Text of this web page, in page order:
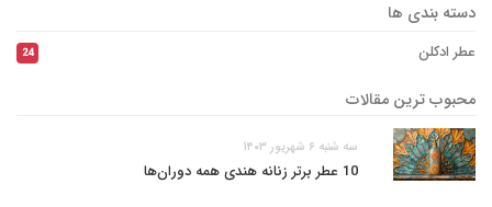
دسته بندی ها
عطر ادکلن 24
محبوب ترین مقالات
سه شنبه ۶ شهریور ۱۴۰۳
10 عطر برتر زنانه هندی همه دوران‌ها